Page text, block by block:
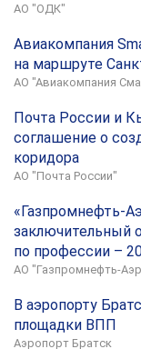
АО "ОДК"
Авиакомпания
на маршруте
АО "Авиакомпания
Почта России и
соглашение о
коридора
АО "Почта России"
«Газпромнефть-
заключительный
по профессии –
АО "Газпромнефть-
В аэропорту
площадки ВПП
Аэропорт Братск